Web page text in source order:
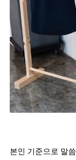
본인 기준으로 말